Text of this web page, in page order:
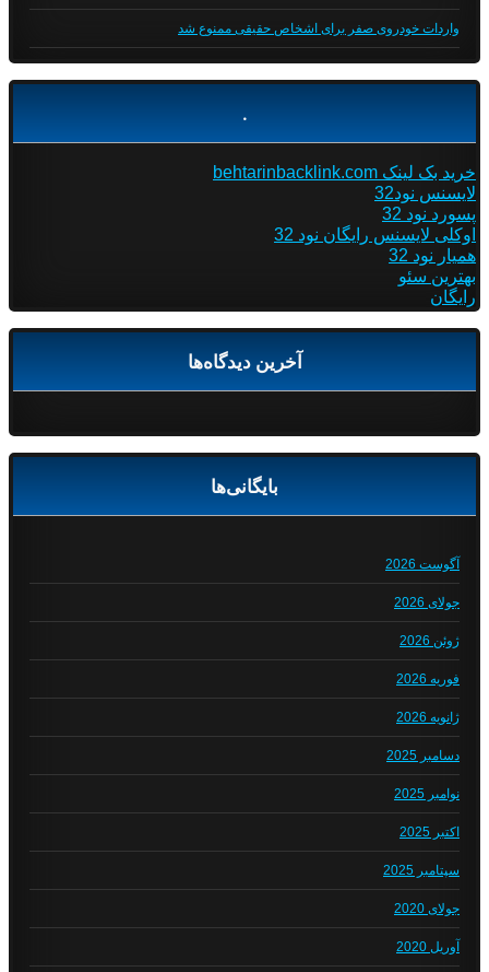
واردات خودروی صفر برای اشخاص حقیقی ممنوع شد
.
خرید بک لینک behtarinbacklink.com
لایسنس نود32
پسورد نود 32
اوکلی لایسنس رایگان نود 32
همیار نود 32
بهترین سئو
رایگان
آخرین دیدگاه‌ها
بایگانی‌ها
آگوست 2026
جولای 2026
ژوئن 2026
فوریه 2026
ژانویه 2026
دسامبر 2025
نوامبر 2025
اکتبر 2025
سپتامبر 2025
جولای 2020
آوریل 2020